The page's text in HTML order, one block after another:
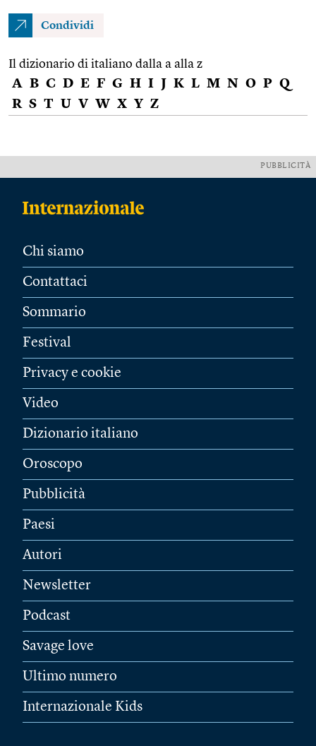
Condividi
Il dizionario di italiano dalla a alla z
A B C D E F G H I J K L M N O P Q
R S T U V W X Y Z
PUBBLICITÀ
Chi siamo
Contattaci
Sommario
Festival
Privacy e cookie
Video
Dizionario italiano
Oroscopo
Pubblicità
Paesi
Autori
Newsletter
Podcast
Savage love
Ultimo numero
Internazionale Kids